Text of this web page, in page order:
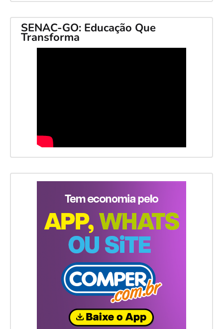
SENAC-GO: Educação Que
Transforma